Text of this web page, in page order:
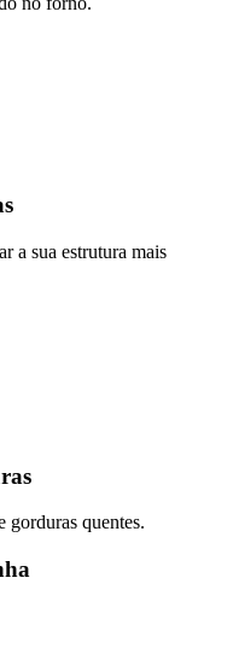
a sua estrutura mais
gorduras quentes.